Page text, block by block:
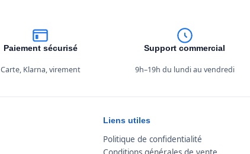
Paiement sécurisé
Carte, Klarna, virement
Support commercial
9h–19h du lundi au vendredi
Liens utiles
Politique de confidentialité